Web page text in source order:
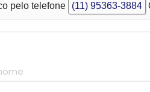
pelo telefone
(11) 95363-3884